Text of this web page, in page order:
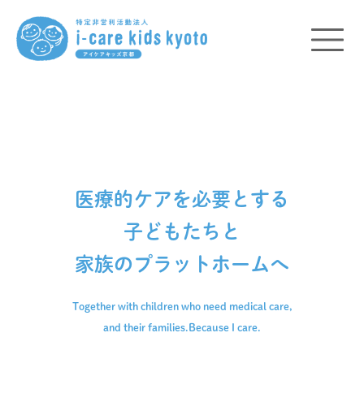
医療的ケアを必要とする
子どもたちと
家族のプラットホームへ
Together with children who need medical care,
and their families.Because I care.